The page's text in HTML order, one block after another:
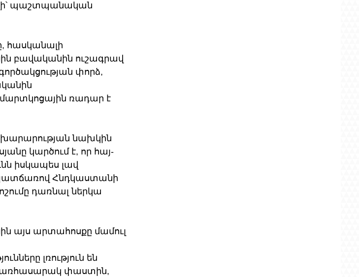
պաշտպանական
հասկանալի
բավականին ուշագրավ
փորձ,
ռադար է
նախկին
կարծում է, որ հայ-
իսկապես լավ
պատճառով Հնդկաստանի
դառնալ ներկա
այս արտահոսքը մամուլ
լռություն են
է առհասարակ փաստին,